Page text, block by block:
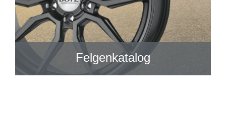
Felgenkatalog